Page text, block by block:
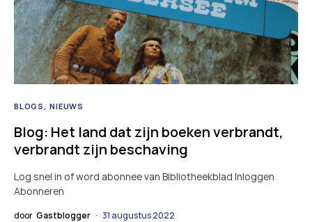
BLOGS NIEUWS
Blog: Het land dat zijn boeken verbrandt,
verbrandt zijn beschaving
Log snel in of word abonnee van Bibliotheekblad Inloggen
Abonneren
door Gastblogger 31 augustus 2022